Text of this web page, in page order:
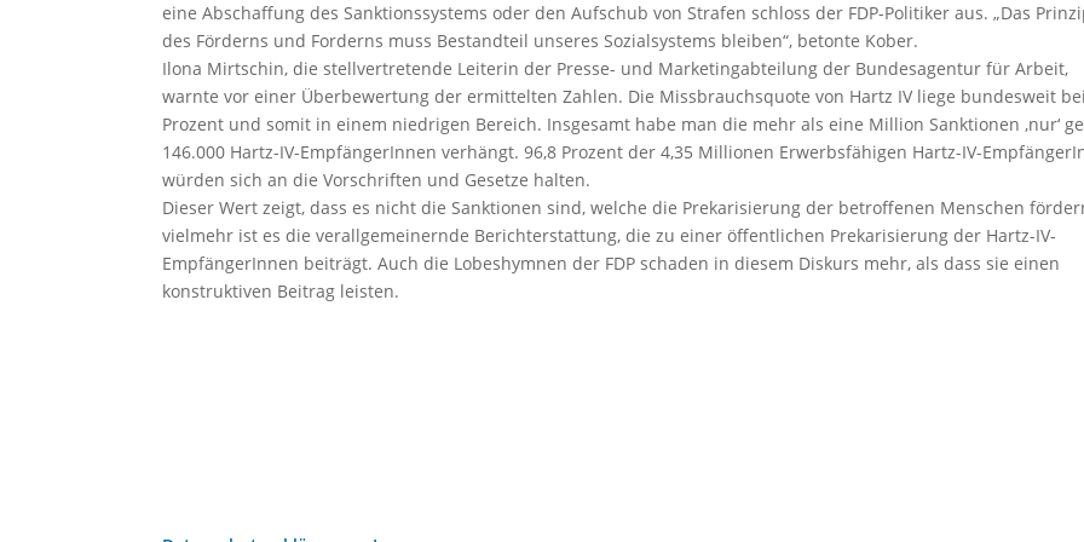
eine Abschaffung des Sanktionssystems oder den Aufschub von Strafen schloss der FDP-Politiker aus. „Das
des Förderns und Forderns muss Bestandteil unseres Sozialsystems bleiben“, betonte Kober.
Ilona Mirtschin, die stellvertretende Leiterin der Presse- und Marketingabteilung der Bundesagentur für Arbeit,
warnte vor einer Überbewertung der ermittelten Zahlen. Die Missbrauchsquote von Hartz IV liege bundesweit
Prozent und somit in einem niedrigen Bereich. Insgesamt habe man die mehr als eine Million Sanktionen ‚nur‘
146.000 Hartz-IV-EmpfängerInnen verhängt. 96,8 Prozent der 4,35 Millionen Erwerbsfähigen Hartz-IV-
würden sich an die Vorschriften und Gesetze halten.
Dieser Wert zeigt, dass es nicht die Sanktionen sind, welche die Prekarisierung der betroffenen Menschen
vielmehr ist es die verallgemeinernde Berichterstattung, die zu einer öffentlichen Prekarisierung der Hartz-IV-
EmpfängerInnen beiträgt. Auch die Lobeshymnen der FDP schaden in diesem Diskurs mehr, als dass sie einen
konstruktiven Beitrag leisten.